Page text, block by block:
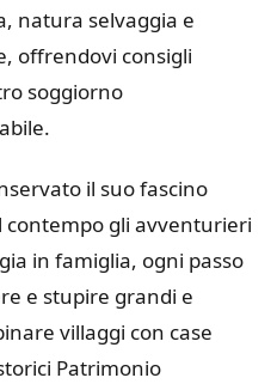
natura selvaggia e
offrendovi consigli
soggiorno
il suo fascino
gli avventurieri
in famiglia, ogni passo
e stupire grandi e
villaggi con case
Patrimonio